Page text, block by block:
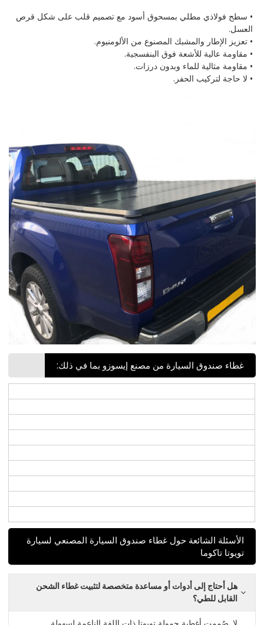
• سطح فولاذي مطلي بمسحوق أسود مع تصميم قلب على شكل قرص
العسل.
• تعزيز الإطار والمشبك المصنوع من الألومنيوم.
• مقاومة عالية للأشعة فوق البنفسجية.
• مقاومة مثالية للماء وبدون درزات.
• لا حاجة لتركيب الحفر.
غطاء صندوق السيارة من مصنع إيسوزو بما في ذلك:
الأسئلة الشائعة حول غطاء صندوق السيارة المصنعي لسيارة
تويوتا تاكوما
هل أحتاج إلى أدوات أو مساعدة متخصصة لتثبيت غطاء الشحن
القابل للطي؟